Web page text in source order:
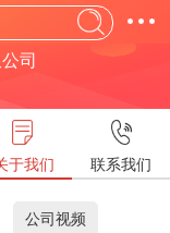
司
于我们 联系我们
公司视频